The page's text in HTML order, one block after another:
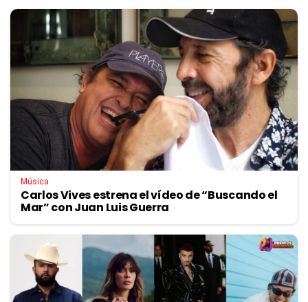
Música
Carlos Vives estrena el vídeo de “Buscando el
Mar” con Juan Luis Guerra